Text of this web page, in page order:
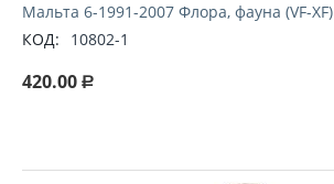
Мальта 6-1991-2007 Флора, фауна (VF-XF)
КОД:
10802-1
420.00 Р